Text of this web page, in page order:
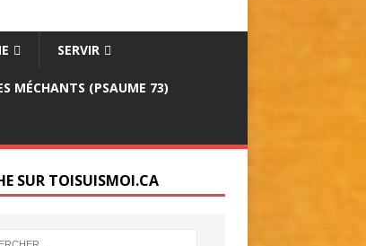
SERVIR
MÉCHANTS (PSAUME 73)
SUR TOISUISMOI.CA